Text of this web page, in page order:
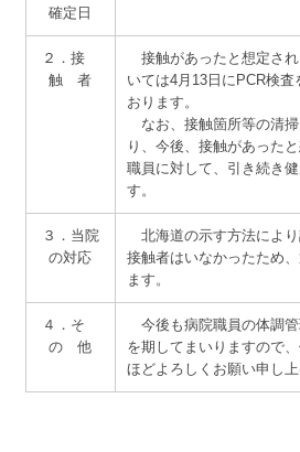
確定日
２．接
触 者
接触があったと想定さ
いては4月13日にPCR検
おります。
なお、接触箇所等の清
り、今後、接触があった
職員に対して、引き続き
す。
３．当院
の対応
北海道の示す方法によ
接触者はいなかったため
ます。
４．そ
の 他
今後も病院職員の体調
を期してまいりますので
ほどよろしくお願い申し上